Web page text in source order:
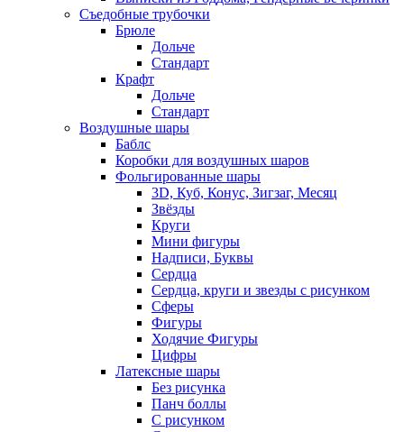
Съедобные трубочки
Брюле
Дольче
Стандарт
Крафт
Дольче
Стандарт
Воздушные шары
Баблс
Коробки для воздушных шаров
Фольгированные шары
3D, Куб, Конус, Зигзаг, Месяц
Звёзды
Круги
Мини фигуры
Надписи, Буквы
Сердца
Сердца, круги и звезды с рисунком
Сферы
Фигуры
Ходячие Фигуры
Цифры
Латексные шары
Без рисунка
Панч боллы
С рисунком